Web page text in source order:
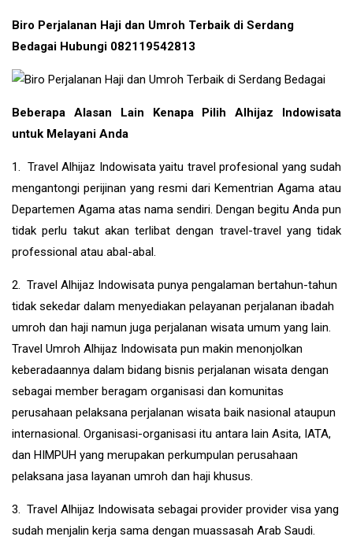
Biro Perjalanan Haji dan Umroh Terbaik di Serdang
Bedagai Hubungi 082119542813
Beberapa Alasan Lain Kenapa Pilih Alhijaz Indowisata
untuk Melayani Anda
1. Travel Alhijaz Indowisata yaitu travel profesional yang sudah
mengantongi perijinan yang resmi dari Kementrian Agama atau
Departemen Agama atas nama sendiri. Dengan begitu Anda pun
tidak perlu takut akan terlibat dengan travel-travel yang tidak
professional atau abal-abal.
2. Travel Alhijaz Indowisata punya pengalaman bertahun-tahun
tidak sekedar dalam menyediakan pelayanan perjalanan ibadah
umroh dan haji namun juga perjalanan wisata umum yang lain.
Travel Umroh Alhijaz Indowisata pun makin menonjolkan
keberadaannya dalam bidang bisnis perjalanan wisata dengan
sebagai member beragam organisasi dan komunitas
perusahaan pelaksana perjalanan wisata baik nasional ataupun
internasional. Organisasi-organisasi itu antara lain Asita, IATA,
dan HIMPUH yang merupakan perkumpulan perusahaan
pelaksana jasa layanan umroh dan haji khusus.
3. Travel Alhijaz Indowisata sebagai provider provider visa yang
sudah menjalin kerja sama dengan muassasah Arab Saudi.